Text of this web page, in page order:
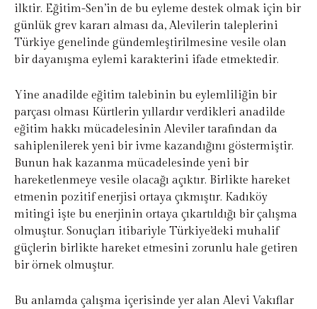
ilktir. Eğitim-Sen’in de bu eyleme destek olmak için bir
günlük grev kararı alması da, Alevilerin taleplerini
Türkiye genelinde gündemleştirilmesine vesile olan
bir dayanışma eylemi karakterini ifade etmektedir.
Yine anadilde eğitim talebinin bu eylemliliğin bir
parçası olması Kürtlerin yıllardır verdikleri anadilde
eğitim hakkı mücadelesinin Aleviler tarafından da
sahiplenilerek yeni bir ivme kazandığını göstermiştir.
Bunun hak kazanma mücadelesinde yeni bir
hareketlenmeye vesile olacağı açıktır. Birlikte hareket
etmenin pozitif enerjisi ortaya çıkmıştır. Kadıköy
mitingi işte bu enerjinin ortaya çıkartıldığı bir çalışma
olmuştur. Sonuçları itibariyle Türkiye’deki muhalif
güçlerin birlikte hareket etmesini zorunlu hale getiren
bir örnek olmuştur.
Bu anlamda çalışma içerisinde yer alan Alevi Vakıflar